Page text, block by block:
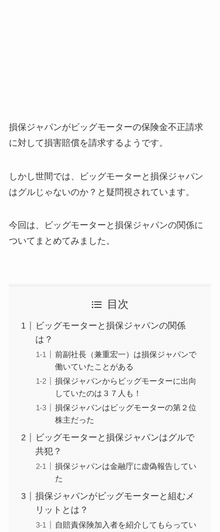
損保ジャパンがビッグモーターの保険金不正請求
に対して損害賠償を請求するようです。
しかし世間では、ビッグモーターと損保ジャパン
はグルじゃないのか？と疑問視されています。
今回は、ビッグモーターと損保ジャパンの関係に
ついてまとめてみました。
目次
ビッグモーターと損保ジャパンの関係
は？
前副社長（兼重宏一）は損保ジャパンで
働いていたことがある
損保ジャパンからビッグモーターに出向
していたのは３７人も！
損保ジャパンはビッグモーターの第２位
株主だった
ビッグモーターと損保ジャパンはグルで
共犯？
損保ジャパンは金融庁に虚偽報告してい
た
損保ジャパンがビッグモーターと組むメ
リットとは？
自賠責保険加入者を紹介してもらってい